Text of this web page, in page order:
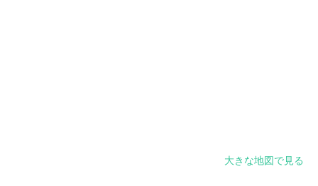
大きな地図で見る